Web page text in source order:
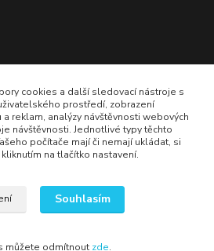
cookies a další sledovací nástroje s
prostředí, zobrazení
reklam, analýzy návštěvnosti webových
návštěvnosti. Jednotlivé typy těchto
počítače mají či nemají ukládat, si
na tlačítko nastavení.
Souhlasím
můžete odmítnout zde.